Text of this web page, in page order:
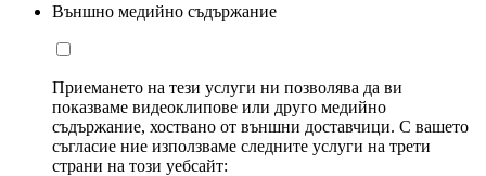
Външно медийно съдържание
Приемането на тези услуги ни позволява да ви
показваме видеоклипове или друго медийно
съдържание, хоствано от външни доставчици. С вашето
съгласие ние използваме следните услуги на трети
страни на този уебсайт: